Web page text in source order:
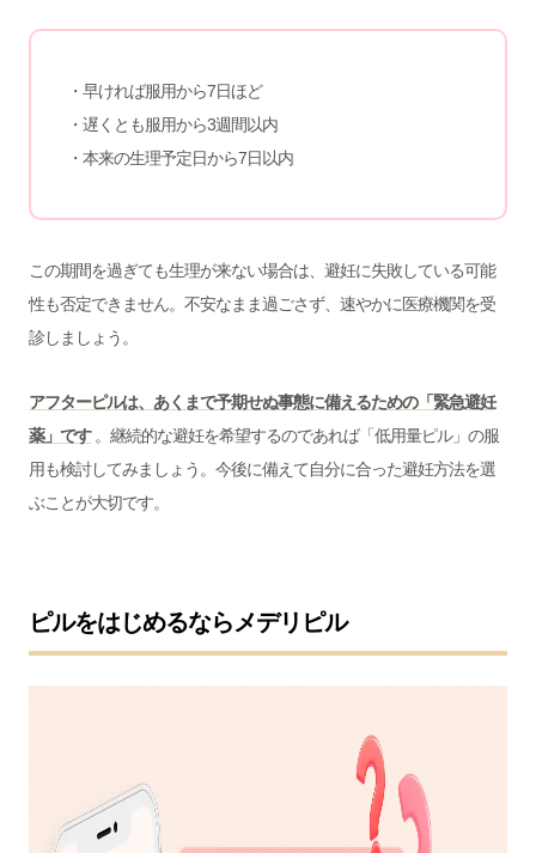
・早ければ服用から7日ほど
・遅くとも服用から3週間以内
・本来の生理予定日から7日以内
この期間を過ぎても生理が来ない場合は、避妊に失敗している可能
性も否定できません。不安なまま過ごさず、速やかに医療機関を受
診しましょう。
アフターピルは、あくまで予期せぬ事態に備えるための「緊急避妊
薬」です。継続的な避妊を希望するのであれば「低用量ピル」の服
用も検討してみましょう。今後に備えて自分に合った避妊方法を選
ぶことが大切です。
ピルをはじめるならメデリピル